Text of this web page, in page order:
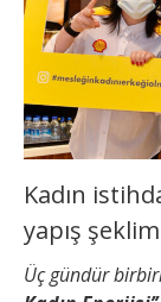
Kadın
yapış
Üç gündür